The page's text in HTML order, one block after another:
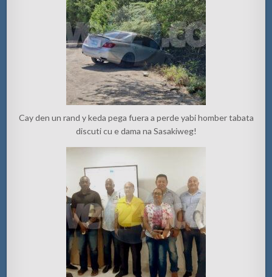
Cay den un rand y keda pega fuera a perde yabi homber tabata
discuti cu e dama na Sasakiweg!